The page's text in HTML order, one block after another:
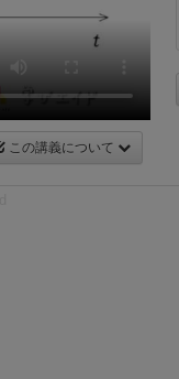
この講義について